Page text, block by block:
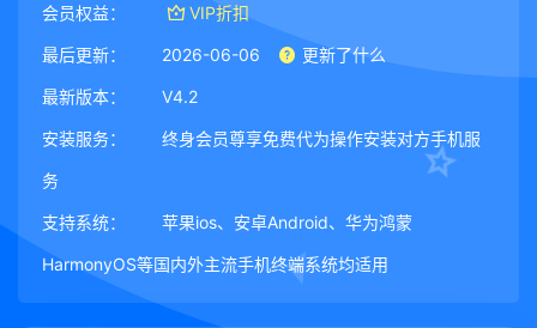
会员权益： VIP折扣
最后更新： 2026-06-06 更新了什么
最新版本： V4.2
安装服务： 终身会员尊享免费代为操作安装对方手机服
务
支持系统： 苹果ios、安卓Android、华为鸿蒙
HarmonyOS等国内外主流手机终端系统均适用